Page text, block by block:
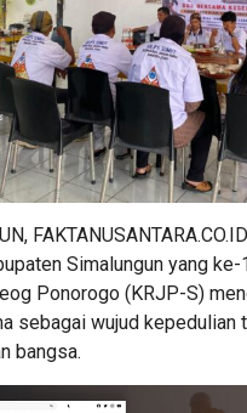
Simalungun yang
Ponorogo (KRJP-S)
sebagai wujud kepedulian
bangsa.